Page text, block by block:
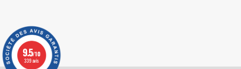
9.5/10
339 avis